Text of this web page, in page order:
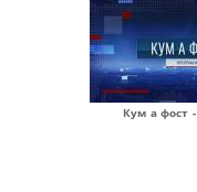
Кум а фост